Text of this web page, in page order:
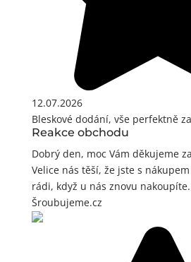
12.07.2026
Bleskové dodání, vše perfektně
Reakce obchodu
Dobrý den, moc Vám děkujeme
Velice nás těší, že jste s
rádi, když u nás znovu
Šroubujeme.cz